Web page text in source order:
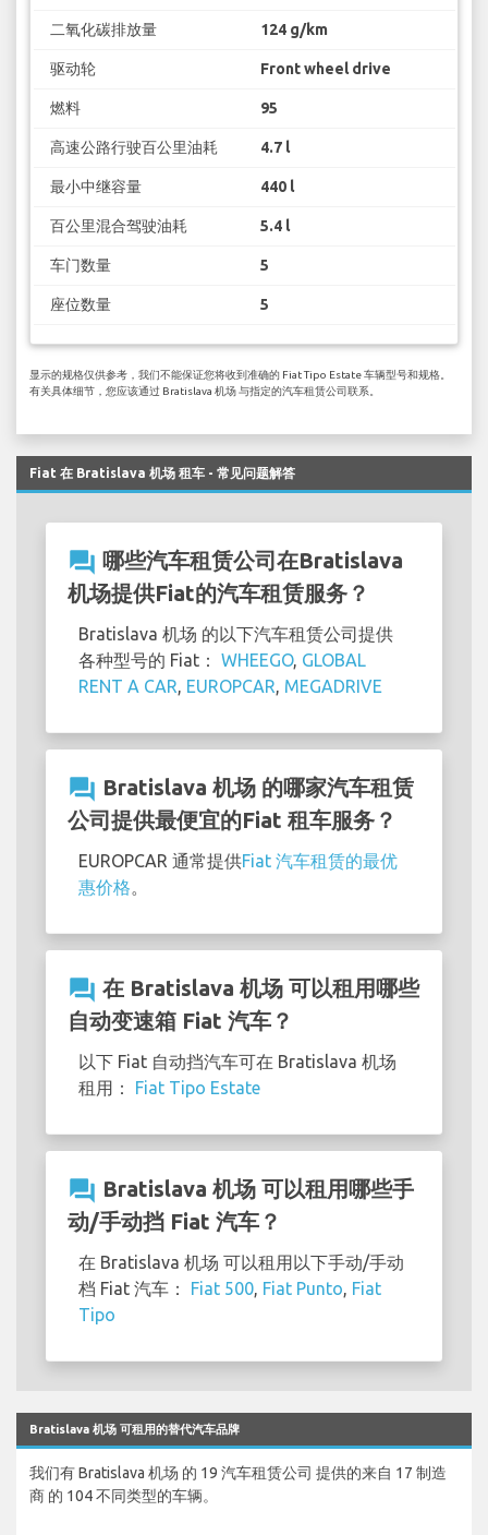
二氧化碳排放量 124 g/km
驱动轮 Front wheel drive
燃料 95
高速公路行驶百公里油耗 4.7 l
最小中继容量 440 l
百公里混合驾驶油耗 5.4 l
车门数量 5
座位数量 5
显示的规格仅供参考，我们不能保证您将收到准确的 Fiat Tipo Estate 车辆型号和规格。
有关具体细节，您应该通过 Bratislava 机场 与指定的汽车租赁公司联系。
Fiat 在 Bratislava 机场 租车 - 常见问题解答
question_answer 哪些汽车租赁公司在Bratislava
机场提供Fiat的汽车租赁服务？
Bratislava 机场 的以下汽车租赁公司提供
各种型号的 Fiat： WHEEGO, GLOBAL
RENT A CAR, EUROPCAR, MEGADRIVE
question_answer Bratislava 机场 的哪家汽车租赁
公司提供最便宜的Fiat 租车服务？
EUROPCAR 通常提供Fiat 汽车租赁的最优
惠价格。
question_answer 在 Bratislava 机场 可以租用哪些
自动变速箱 Fiat 汽车？
以下 Fiat 自动挡汽车可在 Bratislava 机场
租用： Fiat Tipo Estate
question_answer Bratislava 机场 可以租用哪些手
动/手动挡 Fiat 汽车？
在 Bratislava 机场 可以租用以下手动/手动
档 Fiat 汽车： Fiat 500, Fiat Punto, Fiat
Tipo
Bratislava 机场 可租用的替代汽车品牌
我们有 Bratislava 机场 的 19 汽车租赁公司 提供的来自 17 制造
商 的 104 不同类型的车辆。